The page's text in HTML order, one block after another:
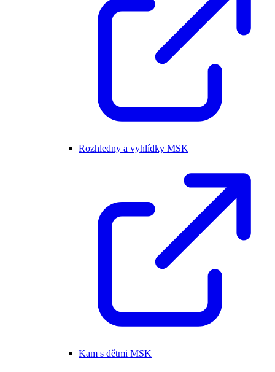
Rozhledny a vyhlídky MSK
Kam s dětmi MSK